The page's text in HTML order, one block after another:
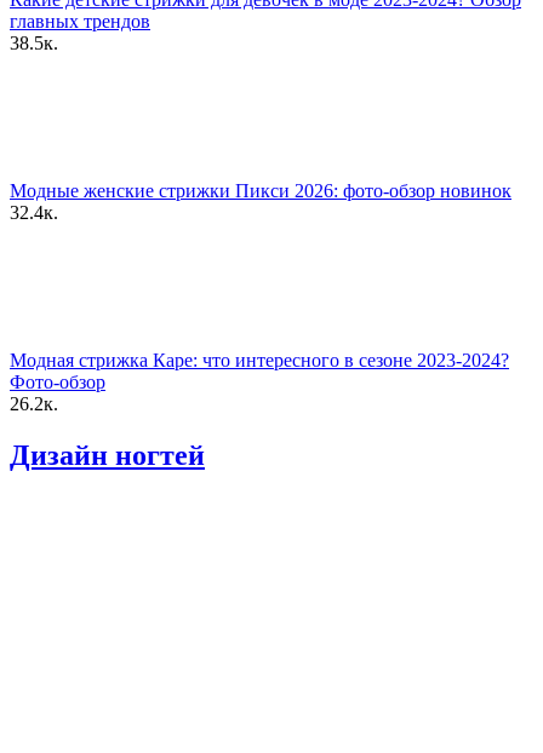
главных трендов
38.5к.
Модные женские стрижки Пикси 2026: фото-обзор новинок
32.4к.
Модная стрижка Каре: что интересного в сезоне 2023-2024?
Фото-обзор
26.2к.
Дизайн ногтей